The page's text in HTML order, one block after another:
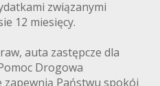
związanymi
12 miesięcy.
auta zastępcze dla
Drogowa
zapewnią Państwu spokój